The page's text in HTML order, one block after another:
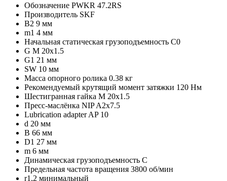
Обозначение PWKR 47.2RS
Производитель SKF
B2 9 мм
m1 4 мм
Начальная статическая грузоподъемность C0
G M 20x1.5
G1 21 мм
SW 10 мм
Масса опорного ролика 0.38 кг
Рекомендуемый крутящий момент затяжки 120 Нм
Шестигранная гайка M 20x1.5
Пресс-маслёнка NIP A2x7.5
Lubrication adapterAP 10
d 20 мм
B 66 мм
D1 27 мм
m 6 мм
Динамическая грузоподъемность C
Предельная частота вращения 3800 об/мин
r1,2 минимальный